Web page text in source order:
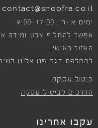
contact@shoofra.co.il
ימים א׳-ה׳, 9:00-17:00
אפשר להחליף צבע ומידה
האזור האישי.
להחלפת דגם פנו אלינו
ביטול עסקה
הדרכים לביטול עסקה
עקבו אחרינו